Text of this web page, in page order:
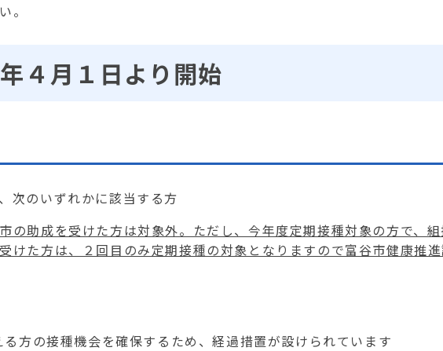
。
月１日より開始
次のいずれかに該当する方
市の助成を受けた方は対象外。ただし、今年度定期接種対象の方で、組
けた方は、２回目のみ定期接種の対象となりますので富谷市健康推進
る方の接種機会を確保するため、経過措置が設けられています